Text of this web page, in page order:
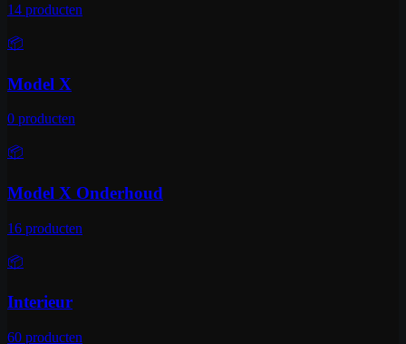
14 producten
📦
Model X
0 producten
📦
Model X Onderhoud
16 producten
📦
Interieur
60 producten